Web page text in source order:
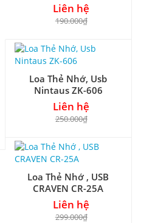
Liên hệ
190.000₫
Loa Thẻ Nhớ, Usb
Nintaus ZK-606
Liên hệ
250.000₫
Loa Thẻ Nhớ , USB
CRAVEN CR-25A
Liên hệ
299.000₫